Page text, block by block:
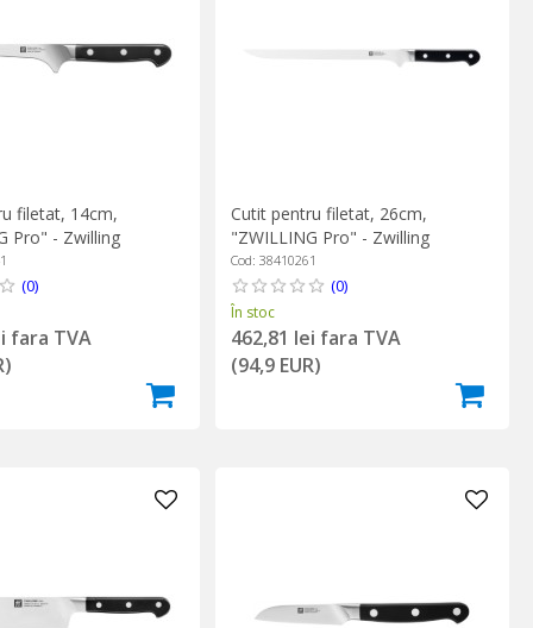
filetat, 14cm,
Pro" - Zwilling
(0)
fara TVA
Cutit pentru filetat, 26cm,
"ZWILLING Pro" - Zwilling
Cod: 38410261
(0)
În stoc
462,81 lei fara TVA
(94,9 EUR)